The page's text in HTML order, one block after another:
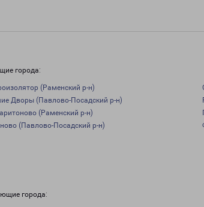
города:
(Раменский р-н)
Дворы (Павлово-Посадский р-н)
(Раменский р-н)
(Павлово-Посадский р-н)
города: